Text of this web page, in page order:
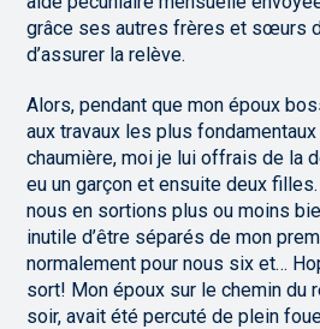
grâce ses autres frères et sœurs
d’assurer la relève.
Alors, pendant que mon époux
aux travaux les plus
chaumière, moi je lui offrais de la
eu un garçon et ensuite deux
nous en sortions plus ou moins
inutile d’être séparés de mon
normalement pour nous six et…
sort! Mon époux sur le chemin du
soir, avait été percuté de plein